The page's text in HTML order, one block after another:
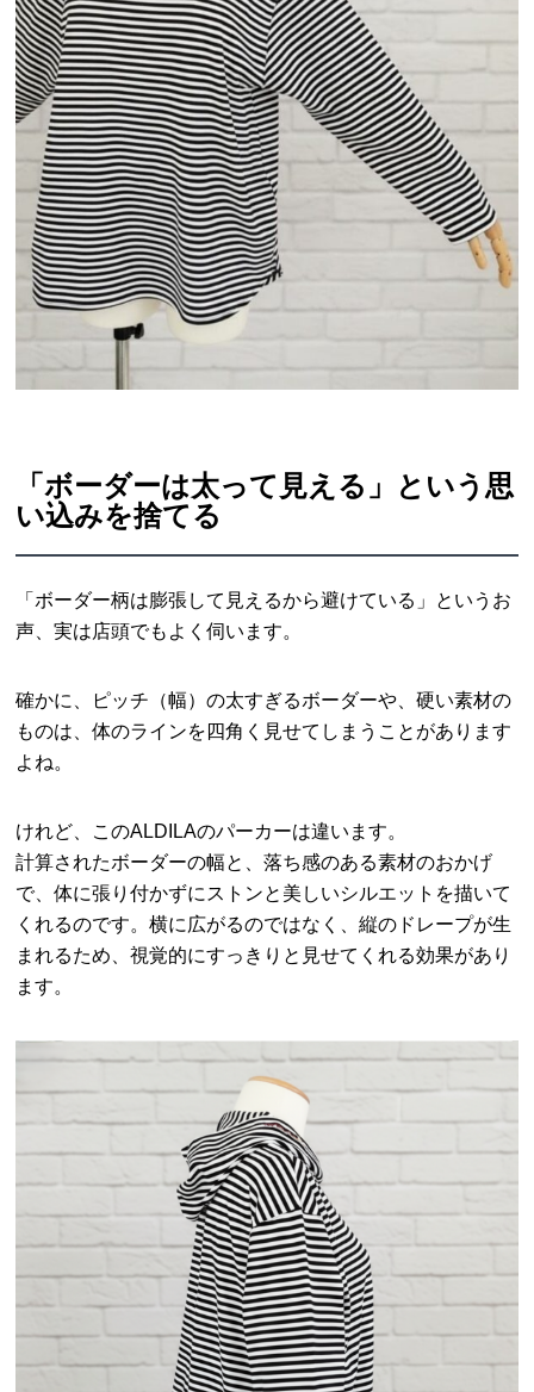
「ボーダーは太って見える」という思
い込みを捨てる
「ボーダー柄は膨張して見えるから避けている」というお
声、実は店頭でもよく伺います。
確かに、ピッチ（幅）の太すぎるボーダーや、硬い素材の
ものは、体のラインを四角く見せてしまうことがあります
よね。
けれど、このALDILAのパーカーは違います。
計算されたボーダーの幅と、落ち感のある素材のおかげ
で、体に張り付かずにストンと美しいシルエットを描いて
くれるのです。横に広がるのではなく、縦のドレープが生
まれるため、視覚的にすっきりと見せてくれる効果があり
ます。